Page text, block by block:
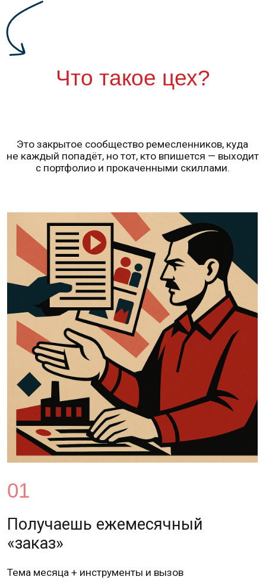
Тема месяца + инструменты и вызов
Это закрытое сообщество ремесленников, куда
не каждый попадёт, но тот, кто впишется — выходит
Получаешь ежемесячный
«заказ»
01